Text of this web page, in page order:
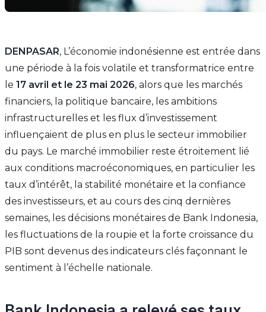
DENPASAR, L’économie indonésienne est entrée dans
une période à la fois volatile et transformatrice entre
le 17 avril et le 23 mai 2026, alors que les marchés
financiers, la politique bancaire, les ambitions
infrastructurelles et les flux d’investissement
influençaient de plus en plus le secteur immobilier
du pays. Le marché immobilier reste étroitement lié
aux conditions macroéconomiques, en particulier les
taux d’intérêt, la stabilité monétaire et la confiance
des investisseurs, et au cours des cinq dernières
semaines, les décisions monétaires de Bank Indonesia,
les fluctuations de la roupie et la forte croissance du
PIB sont devenus des indicateurs clés façonnant le
sentiment à l’échelle nationale.